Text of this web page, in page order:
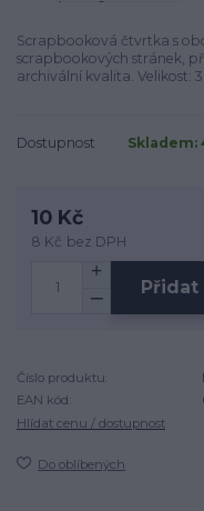
Scrapbooková čtvrtka s
scrapbookových stránek,
archivální kvalita. Velikost:
Dostupnost Skladem:
10 Kč
8 Kč bez DPH
Přidat
Číslo produktu:
EAN kód:
Hlídat cenu / dostupnost
Do oblíbených